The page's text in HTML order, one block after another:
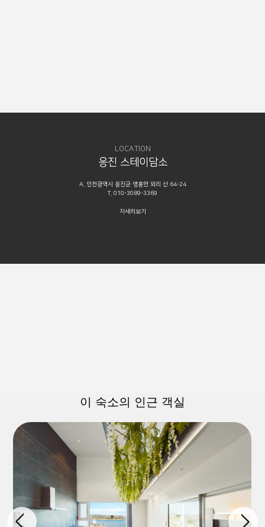
LOCATION
옹진 스테이담소
A. 인천광역시 옹진군 영흥면 외리 산 64-24
T. 010-3089-3369
자세히보기
이 숙소의 인근 객실